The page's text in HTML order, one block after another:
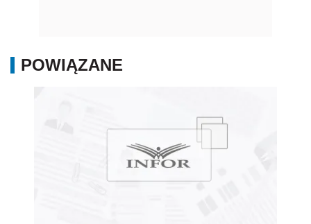
POWIĄZANE